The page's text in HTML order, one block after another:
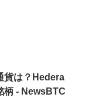
貨は？Hedera
柄 - NewsBTC